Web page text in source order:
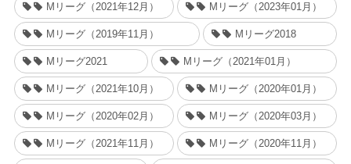
Mリーグ（2021年12月） Mリーグ（2023年01月）
Mリーグ（2019年11月） Mリーグ2018
Mリーグ2021 Mリーグ（2021年01月）
Mリーグ（2021年10月） Mリーグ（2020年01月）
Mリーグ（2020年02月） Mリーグ（2020年03月）
Mリーグ（2021年11月） Mリーグ（2020年11月）